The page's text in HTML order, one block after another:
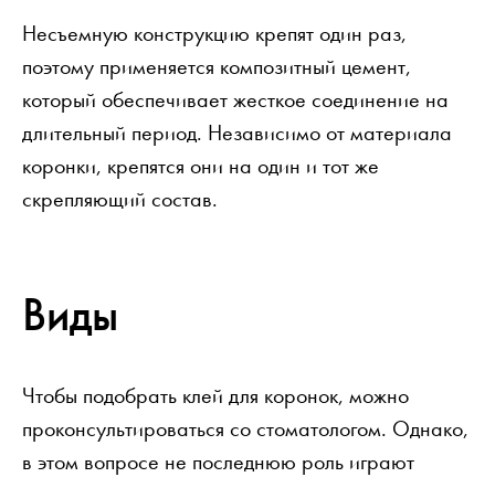
Несъемную конструкцию крепят один раз,
поэтому применяется композитный цемент,
который обеспечивает жесткое соединение на
длительный период. Независимо от материала
коронки, крепятся они на один и тот же
скрепляющий состав.
Виды
Чтобы подобрать клей для коронок, можно
проконсультироваться со стоматологом. Однако,
в этом вопросе не последнюю роль играют